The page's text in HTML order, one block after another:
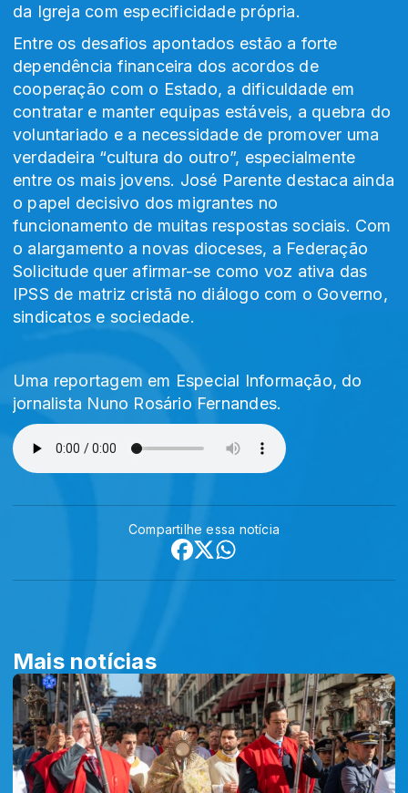
da Igreja com especificidade própria.
Entre os desafios apontados estão a forte
dependência financeira dos acordos de
cooperação com o Estado, a dificuldade em
contratar e manter equipas estáveis, a quebra do
voluntariado e a necessidade de promover uma
verdadeira “cultura do outro”, especialmente
entre os mais jovens. José Parente destaca ainda
o papel decisivo dos migrantes no
funcionamento de muitas respostas sociais. Com
o alargamento a novas dioceses, a Federação
Solicitude quer afirmar-se como voz ativa das
IPSS de matriz cristã no diálogo com o Governo,
sindicatos e sociedade.
Uma reportagem em Especial Informação, do
jornalista Nuno Rosário Fernandes.
Compartilhe essa notícia
Mais notícias